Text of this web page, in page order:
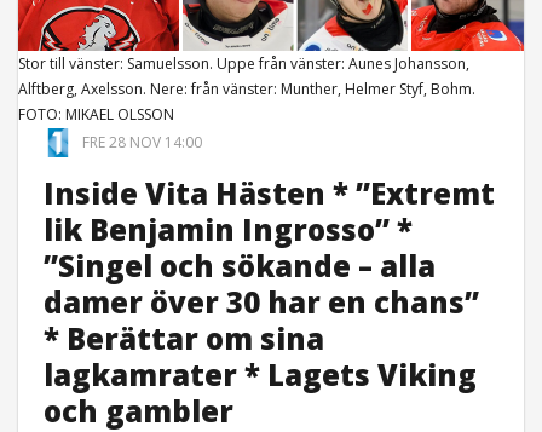
Stor till vänster: Samuelsson. Uppe från vänster: Aunes Johansson,
Alftberg, Axelsson. Nere: från vänster: Munther, Helmer Styf, Bohm.
FOTO: MIKAEL OLSSON
FRE 28 NOV 14:00
Inside Vita Hästen * ”Extremt
lik Benjamin Ingrosso” *
”Singel och sökande – alla
damer över 30 har en chans”
* Berättar om sina
lagkamrater * Lagets Viking
och gambler